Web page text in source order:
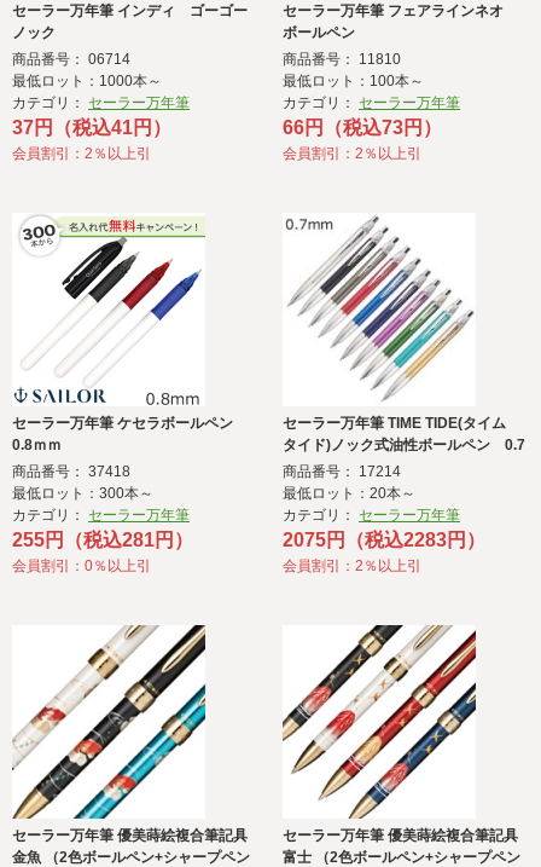
セーラー万年筆 インディ ゴーゴー
ノック
商品番号： 06714
最低ロット：1000本～
カテゴリ： セーラー万年筆
37円（税込41円）
会員割引：2％以上引
セーラー万年筆 フェアラインネオ
ボールペン
商品番号： 11810
最低ロット：100本～
カテゴリ： セーラー万年筆
66円（税込73円）
会員割引：2％以上引
セーラー万年筆 ケセラボールペン
0.8ｍｍ
商品番号： 37418
最低ロット：300本～
カテゴリ： セーラー万年筆
255円（税込281円）
会員割引：0％以上引
セーラー万年筆 TIME TIDE(タイム
タイド)ノック式油性ボールペン 0.7
ｍｍ
商品番号： 17214
最低ロット：20本～
カテゴリ： セーラー万年筆
2075円（税込2283円）
会員割引：2％以上引
セーラー万年筆 優美蒔絵複合筆記具
金魚 （2色ボールペン+シャープペン
セーラー万年筆 優美蒔絵複合筆記具
富士 （2色ボールペン+シャープペン